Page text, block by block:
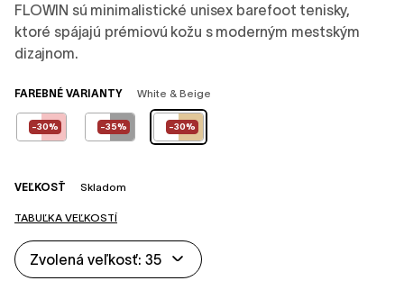
FLOWIN sú minimalistické unisex barefoot tenisky,
ktoré spájajú prémiovú kožu s moderným mestským
dizajnom.
FAREBNÉ VARIANTY White & Beige
-30% -35% -30%
VEĽKOSŤ Skladom
TABUĽKA VEĽKOSTÍ
Zvolená veľkosť: 35